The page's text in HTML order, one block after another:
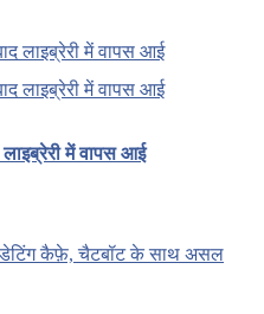
लाइब्रेरी में वापस आई